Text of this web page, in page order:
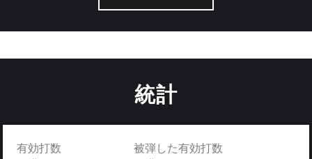
統計
有効打数 被弾した有効打数